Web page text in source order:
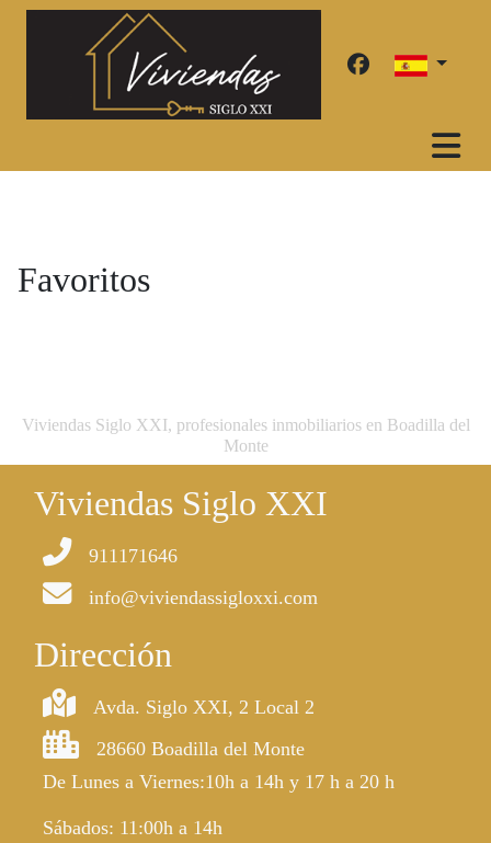
Favoritos
Viviendas Siglo XXI, profesionales inmobiliarios en Boadilla del
Monte
Viviendas Siglo XXI
911171646
info@viviendassigloxxi.com
Dirección
Avda. Siglo XXI, 2 Local 2
28660 Boadilla del Monte
De Lunes a Viernes:10h a 14h y 17 h a 20 h
Sábados: 11:00h a 14h